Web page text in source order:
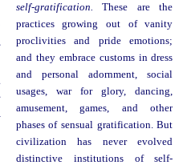
self-gratification.
These are the
practices growing out of vanity
proclivities and pride emotions;
and they embrace customs in dress
and personal adornment, social
usages, war for glory, dancing,
amusement, games, and other
phases of sensual gratification. But
civilization has never evolved
distinctive institutions of self-